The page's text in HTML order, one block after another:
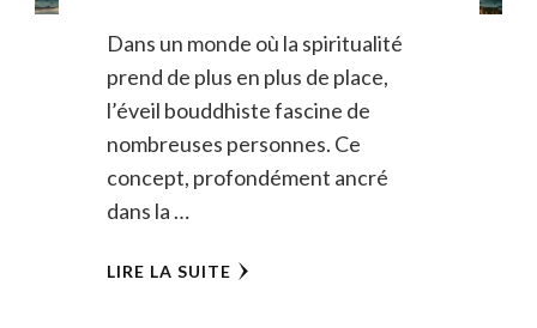
Dans un monde où la spiritualité
prend de plus en plus de place,
l’éveil bouddhiste fascine de
nombreuses personnes. Ce
concept, profondément ancré
dans la …
LIRE LA SUITE